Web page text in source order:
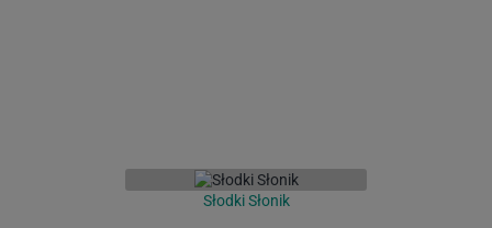
Słodki Słonik